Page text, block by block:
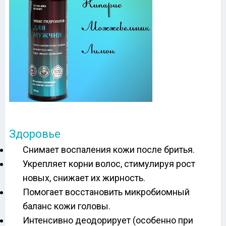
Здоровье
Снимает воспаления кожи после бритья.
Укрепляет корни волос, стимулируя рост
новых, снижает их жирность.
Помогает восстановить микробиомный
баланс кожи головы.
Интенсивно деодорирует (особенно при